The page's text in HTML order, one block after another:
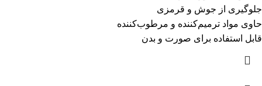
جلوگیری از جوش و قرمزی
حاوی مواد ترمیم‌کننده و مرطوب‌کننده
قابل استفاده برای صورت و بدن